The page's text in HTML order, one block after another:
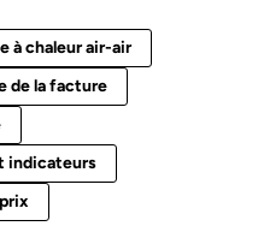
à chaleur air-air
de la facture
indicateurs